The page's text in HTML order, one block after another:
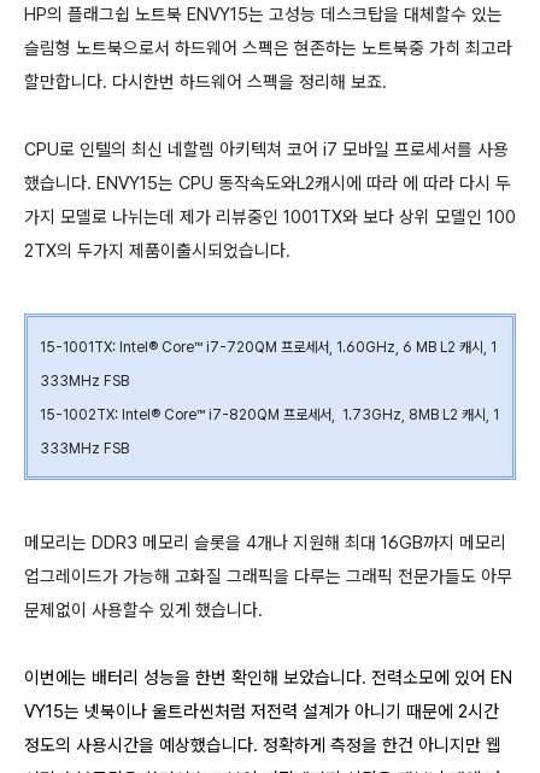
HP의 플래그쉽 노트북 ENVY15는 고성능 데스크탑을 대체할수 있는
슬림형 노트북으로서 하드웨어 스펙은 현존하는 노트북중 가히 최고라
할만합니다. 다시한번 하드웨어 스펙을 정리해 보죠.
CPU로 인텔의 최신 네할렘 아키텍쳐 코어 i7 모바일 프로세서를 사용
했습니다. ENVY15는 CPU 동작속도와L2캐시에 따라 에 따라 다시 두
가지 모델로 나뉘는데 제가 리뷰중인 1001TX와 보다 상위 모델인 100
2TX의 두가지 제품이출시되었습니다.
15-1001TX: Intel® Core™ i7-720QM 프로세서, 1.60GHz, 6 MB L2 캐시, 1
333MHz FSB
15-1002TX: Intel® Core™ i7-820QM 프로세서, 1.73GHz, 8MB L2 캐시, 1
333MHz FSB
메모리는 DDR3 메모리 슬롯을 4개나 지원해 최대 16GB까지 메모리
업그레이드가 가능해 고화질 그래픽을 다루는 그래픽 전문가들도 아무
문제없이 사용할수 있게 했습니다.
이번에는 배터리 성능을 한번 확인해 보았습니다. 전력소모에 있어 EN
VY15는 넷북이나 울트라씬처럼 저전력 설계가 아니기 때문에 2시간
정도의 사용시간을 예상했습니다. 정확하게 측정을 한건 아니지만 웹